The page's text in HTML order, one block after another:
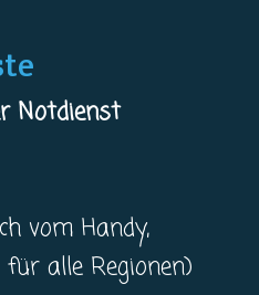
Notdienst
vom Handy,
alle Regionen)